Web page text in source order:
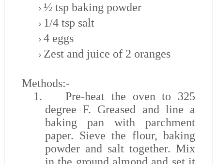
½ tsp baking powder
1/4 tsp salt
4 eggs
Zest and juice of 2 oranges
Methods:-
1.
Pre-heat the oven to 325
degree F. Greased and line a
baking pan with parchment
paper. Sieve the flour, baking
powder and salt together. Mix